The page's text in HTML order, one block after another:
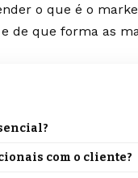
o que é o
de que forma as
com o cliente?